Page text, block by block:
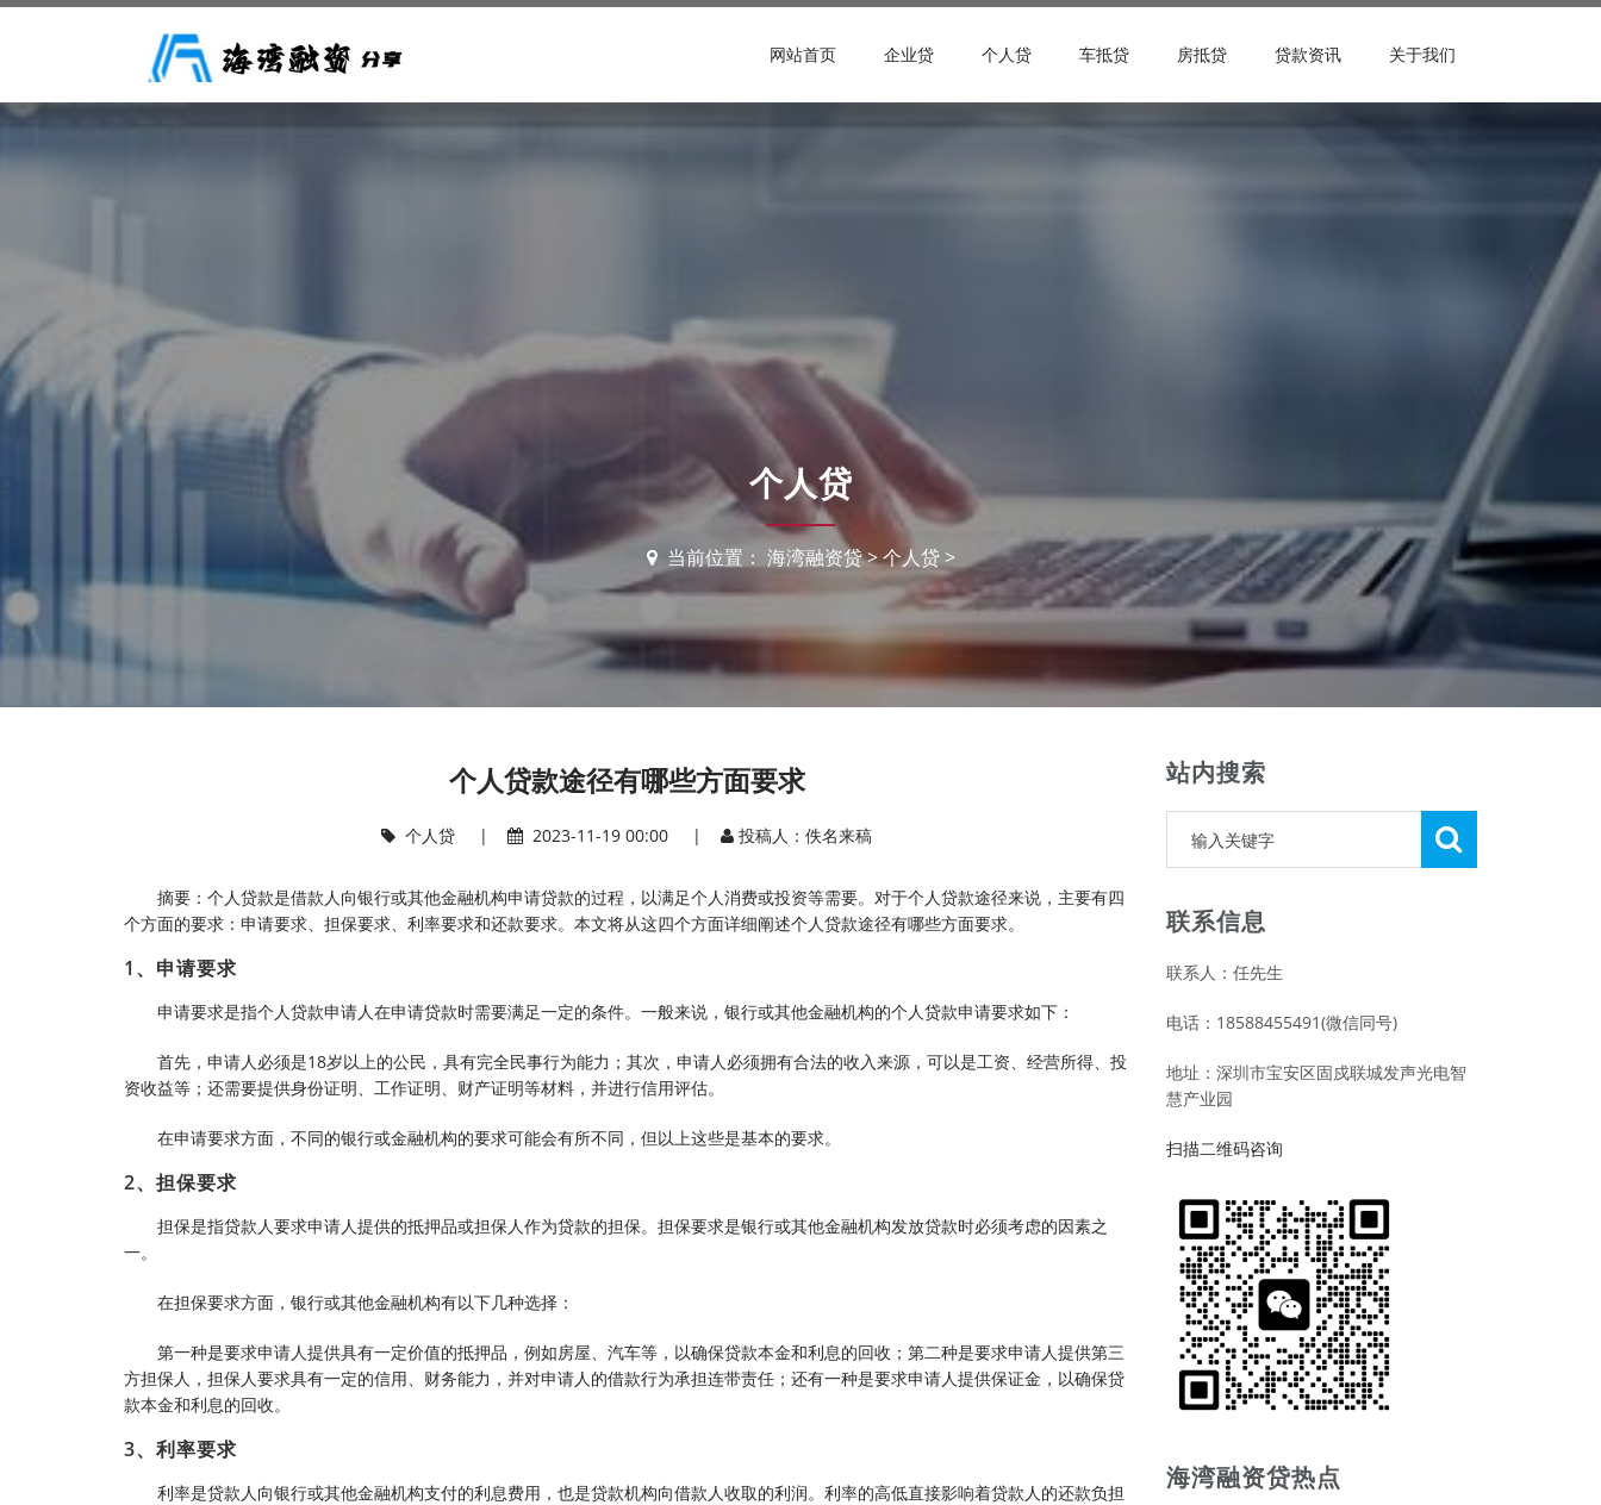
网站首页 企业贷 个人贷 车抵贷 房抵贷 贷款资讯 关于我们
个人贷
当前位置： 海湾融资贷>个人贷>
个人贷款途径有哪些方面要求
个人贷 | 2023-11-19 00:00 | 投稿人：佚名来稿
摘要：个人贷款是借款人向银行或其他金融机构申请贷款的过程，以满足个人消费或投资等需要。对于个人贷款途径来说，主要有四
个方面的要求：申请要求、担保要求、利率要求和还款要求。本文将从这四个方面详细阐述个人贷款途径有哪些方面要求。
1、申请要求
申请要求是指个人贷款申请人在申请贷款时需要满足一定的条件。一般来说，银行或其他金融机构的个人贷款申请要求如下：
首先，申请人必须是18岁以上的公民，具有完全民事行为能力；其次，申请人必须拥有合法的收入来源，可以是工资、经营所得、投
资收益等；还需要提供身份证明、工作证明、财产证明等材料，并进行信用评估。
在申请要求方面，不同的银行或金融机构的要求可能会有所不同，但以上这些是基本的要求。
2、担保要求
担保是指贷款人要求申请人提供的抵押品或担保人作为贷款的担保。担保要求是银行或其他金融机构发放贷款时必须考虑的因素之
一。
在担保要求方面，银行或其他金融机构有以下几种选择：
第一种是要求申请人提供具有一定价值的抵押品，例如房屋、汽车等，以确保贷款本金和利息的回收；第二种是要求申请人提供第三
方担保人，担保人要求具有一定的信用、财务能力，并对申请人的借款行为承担连带责任；还有一种是要求申请人提供保证金，以确保贷
款本金和利息的回收。
3、利率要求
利率是贷款人向银行或其他金融机构支付的利息费用，也是贷款机构向借款人收取的利润。利率的高低直接影响着贷款人的还款负担
站内搜索
联系信息
联系人：任先生
电话：18588455491(微信同号)
地址：深圳市宝安区固戍联城发声光电智
慧产业园
扫描二维码咨询
海湾融资贷热点